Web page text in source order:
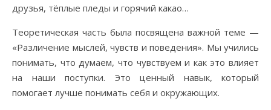
друзья, тёплые пледы и горячий какао…
Теоретическая часть была посвящена важной теме —
«Различение мыслей, чувств и поведения». Мы учились
понимать, что думаем, что чувствуем и как это влияет
на наши поступки. Это ценный навык, который
помогает лучше понимать себя и окружающих.